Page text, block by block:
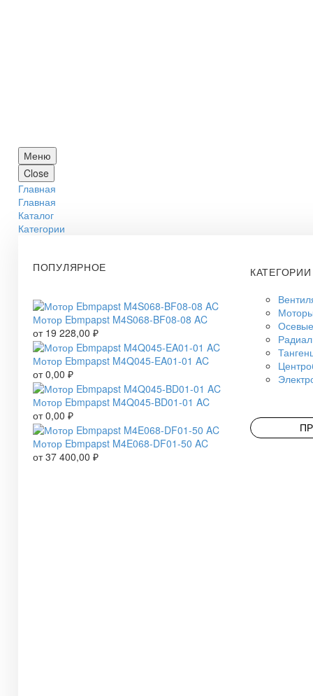
Меню
Close
Главная
Главная
Каталог
Категории
ПОПУЛЯРНОЕ
Мотор Ebmpapst M4S068-BF08-08 AC
от 19 228,00 ₽
Мотор Ebmpapst M4Q045-EA01-01 AC
от0,00 ₽
Мотор Ebmpapst M4Q045-BD01-01 AC
от0,00 ₽
Мотор Ebmpapst M4E068-DF01-50 AC
от37 400,00 ₽
КАТЕГОРИИ